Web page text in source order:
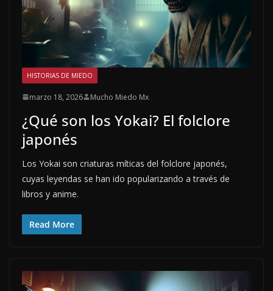
HISTORIAS DE MIEDO
marzo 18, 2026 Mucho Miedo Mx
¿Qué son los Yokai? El folclore
japonés
Los Yokai son criaturas míticas del folclore japonés,
cuyas leyendas se han ido popularizando a través de
libros y anime.
Read More